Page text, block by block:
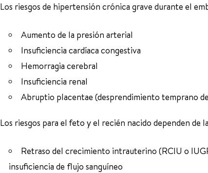
Los riesgos de hipertensión crónica grave durante el
Aumento de la presión arterial
Insuficiencia cardíaca congestiva
Hemorragia cerebral
Insuficiencia renal
Abruptio placentae (desprendimiento temprano
Los riesgos para el feto y el recién nacido dependen de
Retraso del crecimiento intrauterino (RCIU o
insuficiencia de flujo sanguíneo